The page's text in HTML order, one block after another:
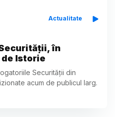
Actualitate
în
Istorie
Securității din
acum de publicul larg.